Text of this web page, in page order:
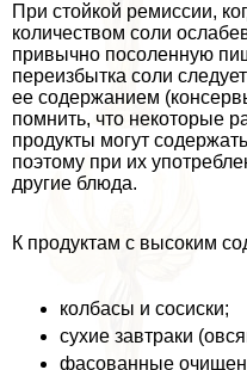
При стойкой ремиссии,
количеством соли
привычно посоленную
переизбытка соли
ее содержанием
помнить, что некоторые
продукты могут
поэтому при их
другие блюда.
К продуктам с высоким
колбасы и сосиски;
сухие завтpaки
фасованные